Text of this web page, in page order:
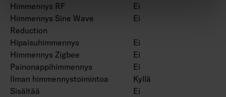
Himmennys RF
Ei
Himmennys Sine Wave
Reduction
Ei
Hipaisuhimmennys
Ei
Himmennys Zigbee
Ei
Painonappihimmennys
Ei
Ilman himmennystoimintoa
Kyllä
Sisältää
Ei